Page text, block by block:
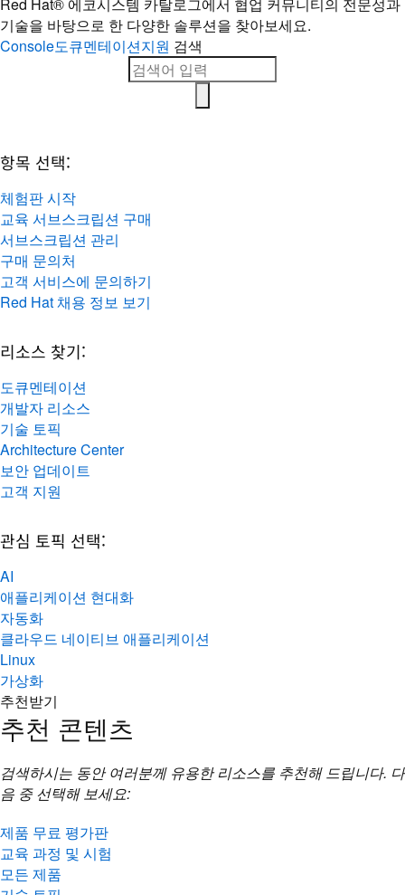
기술을 바탕으로 한 다양한 솔루션을 찾아보세요.
Console도큐멘테이션지원 검색
항목 선택:
체험판 시작
교육 서브스크립션 구매
서브스크립션 관리
구매 문의처
고객 서비스에 문의하기
Red Hat 채용 정보 보기
리소스 찾기:
도큐멘테이션
개발자 리소스
기술 토픽
Architecture Center
보안 업데이트
고객 지원
관심 토픽 선택:
AI
애플리케이션 현대화
자동화
클라우드 네이티브 애플리케이션
Linux
가상화
추천받기
추천 콘텐츠
검색하시는 동안 여러분께 유용한 리소스를 추천해 드립니다. 다
음 중 선택해 보세요:
제품 무료 평가판
교육 과정 및 시험
모든 제품